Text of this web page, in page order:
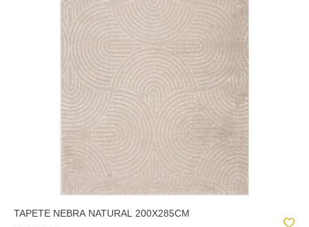
TAPETE NEBRA NATURAL 200X285CM